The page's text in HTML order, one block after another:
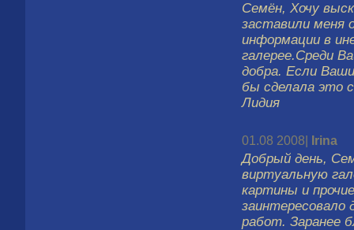
Семён, Хочу
заставили меня
информации в
галерее.Среди
добра. Если
бы сделала это
Лидия
01.08 2008| Irina
Добрый день,
виртуальную
картины и
заинтересовало
работ. Заранее